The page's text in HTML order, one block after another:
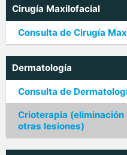
Cirugía Maxilofacial
Consulta de Cirugía
Dermatología
Consulta de
Crioterapia
otras lesiones)